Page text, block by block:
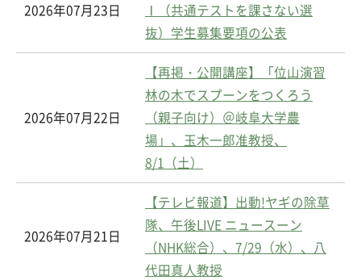
2026年07月23日
Ⅰ（共通テストを課さない選
抜）学生募集要項の公表
2026年07月22日
【再掲・公開講座】「位山演習
林の木でスプーンをつくろう
（親子向け）＠岐阜大学農
場」、玉木一郎准教授、
8/1（土）
2026年07月21日
【テレビ報道】出動!ヤギの除草
隊、午後LIVE ニュースーン
（NHK総合）、7/29（水）、八
代田真人教授